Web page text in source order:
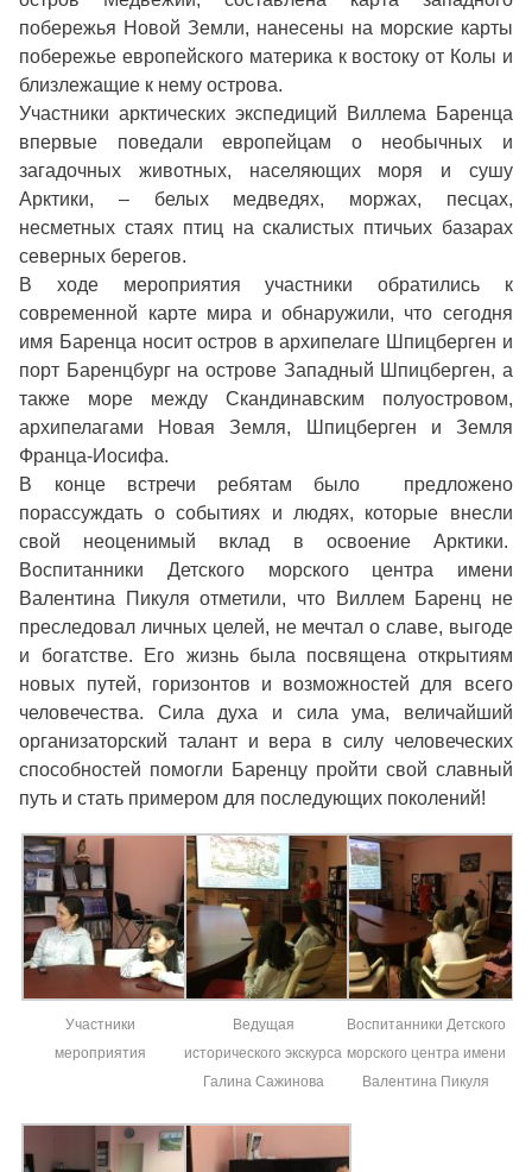
побережья Новой Земли, нанесены на морские карты
побережье европейского материка к востоку от Колы и
близлежащие к нему острова.
Участники арктических экспедиций Виллема Баренца
впервые поведали европейцам о необычных и
загадочных животных, населяющих моря и сушу
Арктики, – белых медведях, моржах, песцах,
несметных стаях птиц на скалистых птичьих базарах
северных берегов.
В ходе мероприятия участники обратились к
современной карте мира и обнаружили, что сегодня
имя Баренца носит остров в архипелаге Шпицберген и
порт Баренцбург на острове Западный Шпицберген, а
также море между Скандинавским полуостровом,
архипелагами Новая Земля, Шпицберген и Земля
Франца-Иосифа.
В конце встречи ребятам было предложено
порассуждать о событиях и людях, которые внесли
свой неоценимый вклад в освоение Арктики.
Воспитанники Детского морского центра имени
Валентина Пикуля отметили, что Виллем Баренц не
преследовал личных целей, не мечтал о славе, выгоде
и богатстве. Его жизнь была посвящена открытиям
новых путей, горизонтов и возможностей для всего
человечества. Сила духа и сила ума, величайший
организаторский талант и вера в силу человеческих
способностей помогли Баренцу пройти свой славный
путь и стать примером для последующих поколений!
Участники
мероприятия
Ведущая
исторического экскурса
Галина Сажинова
Воспитанники Детского
морского центра имени
Валентина Пикуля